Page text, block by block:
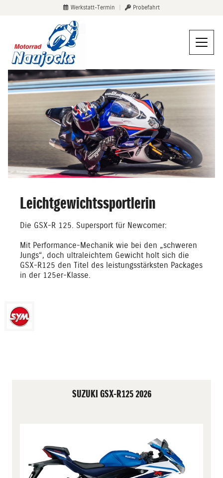
Werkstatt-Termin Probefahrt
Leichtgewichtssportlerin
Die GSX-R 125. Supersport für Newcomer:
Mit Performance-Mechanik wie bei den „schweren
Jungs“, doch ultraleichtem Gewicht holt sich die
GSX-R125 den Titel des leistungsstärksten Packages
in der 125er-Klasse.
SUZUKI GSX-R125 2026